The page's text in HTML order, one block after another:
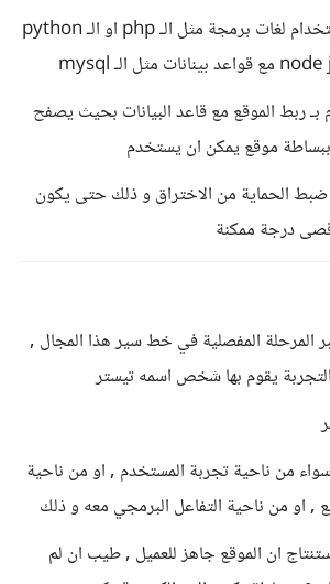
حيث يقوم بـ استخدام لغات برمجة مثل الـ php او الـ python
ربط الموقع مع قاعد البيانات بحيث يصفح
موقع يمكن ان يستخدم
ضبط الحماية من الاختراق و ذلك حتى يكون
درجة ممكنة
المرحلة المفصلية في خط سير هذا المجال ,
يقوم بها شخص اسمه تيستر
سواء من ناحية تجربة المستخدم , او من ناحية
, او من ناحية التفاعل البرمجي معه و ذلك
ان الموقع جاهز للعميل , طيب ان لم